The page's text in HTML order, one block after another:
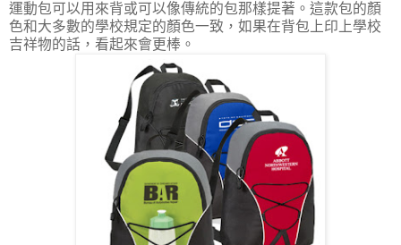
運動包可以用來背或可以像傳統的包那樣提著。這款包的顏
色和大多數的學校規定的顏色一致，如果在背包上印上學校
吉祥物的話，看起來會更棒。